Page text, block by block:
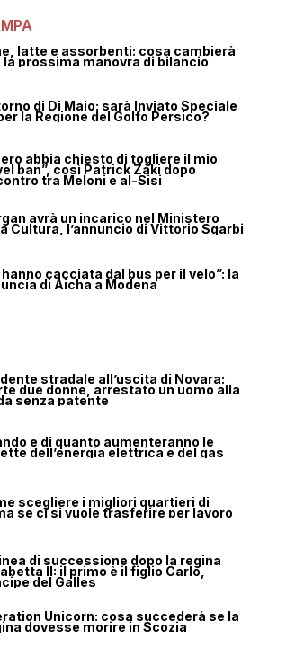
latte e assorbenti: cosa cambierà
la prossima manovra di bilancio
di Di Maio: sarà Inviato Speciale
la Regione del Golfo Persico?
abbia chiesto di togliere il mio
ban”, così Patrick Zaki dopo
tra Meloni e al-Sisi
avrà un incarico nel Ministero
Cultura, l’annuncio di Vittorio Sgarbi
hanno cacciata dal bus per il velo”: la
di Aicha a Modena
stradale all’uscita di Novara:
due donne, arrestato un uomo alla
senza patente
e di quanto aumenteranno le
dell’energia elettrica e del gas
scegliere i migliori quartieri di
se ci si vuole trasferire per lavoro
di successione dopo la regina
II: il primo è il figlio Carlo,
del Galles
Unicorn: cosa succederà se la
dovesse morire in Scozia